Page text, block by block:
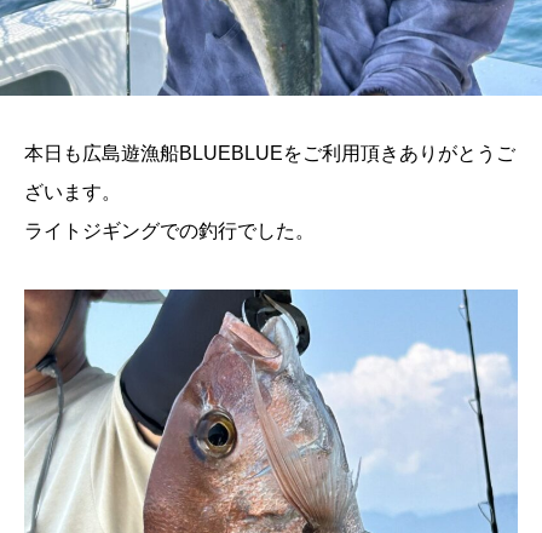
本日も広島遊漁船BLUEBLUEをご利用頂きありがとうご
ざいます。
ライトジギングでの釣行でした。